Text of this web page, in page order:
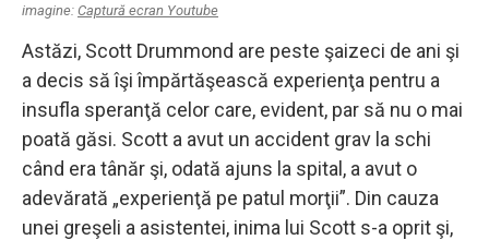
imagine: Captură ecran Youtube
Astăzi, Scott Drummond are peste şaizeci de ani şi
a decis să îşi împărtăşească experienţa pentru a
insufla speranţă celor care, evident, par să nu o mai
poată găsi. Scott a avut un accident grav la schi
când era tânăr şi, odată ajuns la spital, a avut o
adevărată „experienţă pe patul morţii”. Din cauza
unei greşeli a asistentei, inima lui Scott s-a oprit şi,